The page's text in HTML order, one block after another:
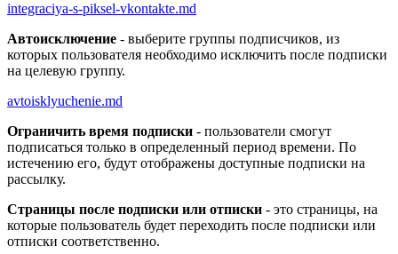
integraciya-s-piksel-vkontakte.md
Автоисключение - выберите группы подписчиков, из
которых пользователя необходимо исключить после подписки
на целевую группу.
avtoisklyuchenie.md
Ограничить время подписки - пользователи смогут
подписаться только в определенный период времени. По
истечению его, будут отображены доступные подписки на
рассылку.
Страницы после подписки или отписки - это страницы, на
которые пользователь будет переходить после подписки или
отписки соответственно.